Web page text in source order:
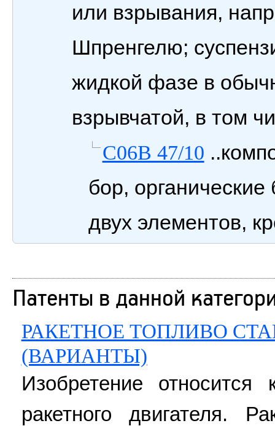
или взрывания,
Шпренгелю;
жидкой фазе в
взрывчатой, в том
C06B 47/10
бор,
двух элементов,
Патенты в данной
РАКЕТНОЕ ТОПЛИВО
(ВАРИАНТЫ)
Изобретение
ракетного двигателя.